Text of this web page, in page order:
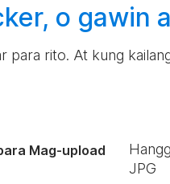
o gawin
para rito. At kung
Mag-upload
JPG